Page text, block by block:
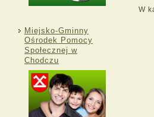
Miejsko-Gminny
Ośrodek Pomocy
Społecznej w
Chodczu
W